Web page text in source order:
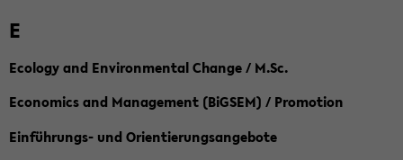
E
Ecology and Environmental Change / M.Sc.
Economics and Management (BiGSEM) / Promotion
Einführungs- und Orientierungsangebote